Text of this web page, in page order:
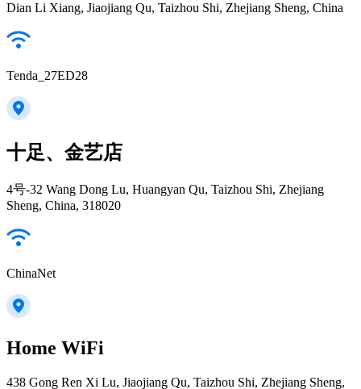
Dian Li Xiang, Jiaojiang Qu, Taizhou Shi, Zhejiang Sheng, China
Tenda_27ED28
十足、金艺店
4号-32 Wang Dong Lu, Huangyan Qu, Taizhou Shi, Zhejiang
Sheng, China, 318020
ChinaNet
Home WiFi
438 Gong Ren Xi Lu, Jiaojiang Qu, Taizhou Shi, Zhejiang Sheng,